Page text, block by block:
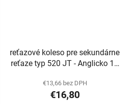
reťazové koleso pre sekundárne
reťaze typ 520 JT - Anglicko 13
€13,66 bez DPH
€16,80